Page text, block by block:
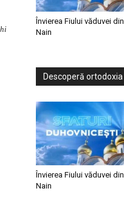
Învierea Fiului văduvei din
Nain
Descoperă ortodoxia
Învierea Fiului văduvei din
Nain